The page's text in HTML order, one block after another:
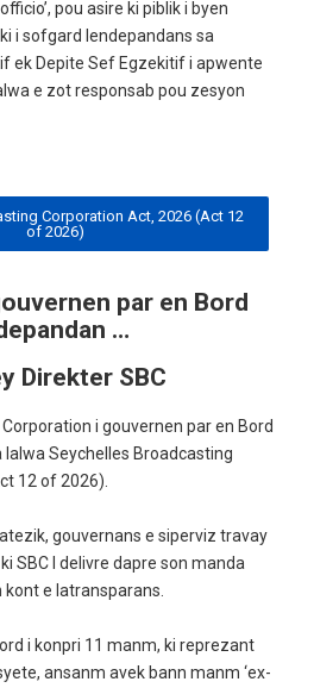
pou asire ki piblik i byen
i sofgard lendepandans sa
ek Depite Sef Egzekitif i apwente
e zot responsab pou zesyon
Corporation Act, 2026 (Act 12
of 2026)
par en Bord
…
Direkter SBC
i gouvernen par en Bord
Seychelles Broadcasting
12 of 2026).
gouvernans e siperviz travay
SBC I delivre dapre son manda
e latransparans.
i konpri 11 manm, ki reprezant
ansanm avek bann manm ‘ex-